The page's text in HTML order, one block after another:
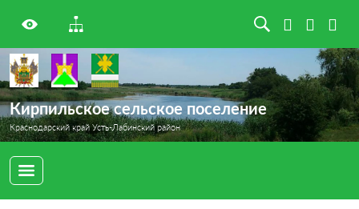
Кирпильское сельское поселение
Краснодарский край Усть-Лабинский район